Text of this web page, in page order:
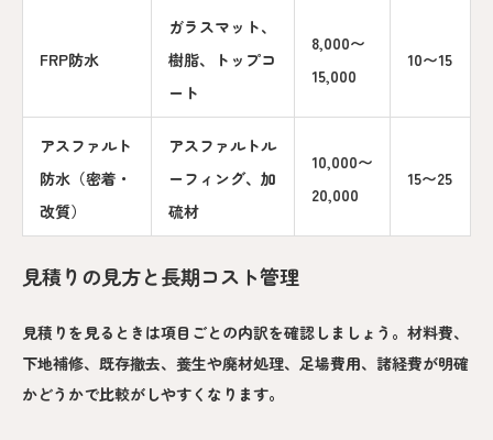
FRP防水
ガラスマット、
樹脂、トップコ
ート
8,000〜
15,000
10〜15
アスファルト
防水（密着・
改質）
アスファルトル
ーフィング、加
硫材
10,000〜
20,000
15〜25
見積りの見方と長期コスト管理
見積りを見るときは項目ごとの内訳を確認しましょう。材料費、
下地補修、既存撤去、養生や廃材処理、足場費用、諸経費が明確
かどうかで比較がしやすくなります。